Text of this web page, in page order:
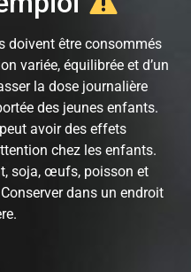
doivent être consommés
variée, équilibrée et d’un
la dose journalière
des jeunes enfants.
peut avoir des effets
chez les enfants.
soja, œufs, poisson et
dans un endroit